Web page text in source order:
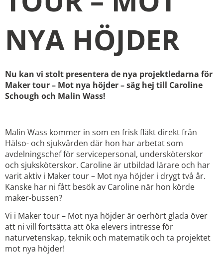
NYA HÖJDER
Nu kan vi stolt presentera de nya projektledarna för
Maker tour – Mot nya höjder – säg hej till Caroline
Schough och Malin Wass!
Malin Wass kommer in som en frisk fläkt direkt från
Hälso- och sjukvården där hon har arbetat som
avdelningschef för servicepersonal, undersköterskor
och sjuksköterskor. Caroline är utbildad lärare och har
varit aktiv i Maker tour – Mot nya höjder i drygt två år.
Kanske har ni fått besök av Caroline när hon körde
maker-bussen?
Vi i Maker tour – Mot nya höjder är oerhört glada över
att ni vill fortsätta att öka elevers intresse för
naturvetenskap, teknik och matematik och ta projektet
mot nya höjder!